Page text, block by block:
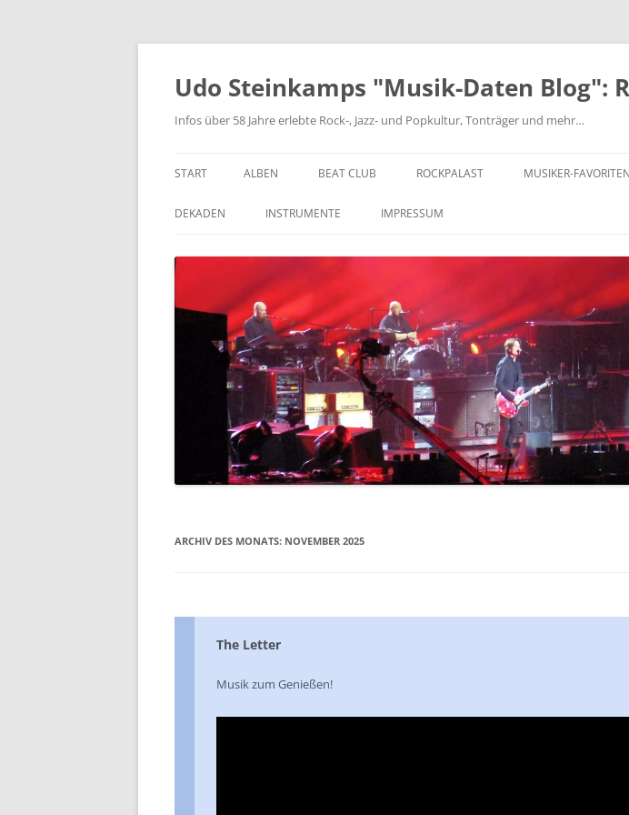
Zum
springen
Udo Steinkamps "Musik-Daten Blog":
Infos über 58 Jahre erlebte Rock-, Jazz- und Popkultur, Tonträger und mehr…
START ALBEN
VINYL
BEAT CLUB ROCKPALAST MUSIKER-FAVORITEN
JEFF BECK-ROD
WOOD
CHUCK BERRY
CAN
ERIC CLAPTON
COLOSSEUM / JOHN
JIMI HENDRIX
DEKADEN
DIE 1960ER JAHRE
DIE 1970ER JAHRE
DIE 1980ER JAHRE
DIE 2000ER JAHRE
DIE 2010ER JAHRE
INSTRUMENTE
GITARRE
KEYBOARD
SCHLAGZEUG
BLASINSTRUMENTE
IMPRESSUM
ARCHIV DES MONATS: NOVEMBER 2025
The Letter
Musik zum Genießen!